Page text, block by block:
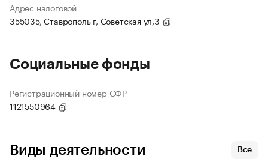
Адрес налоговой
355035, Ставрополь г, Советская ул,3
Социальные фонды
Регистрационный номер СФР
1121550964
Виды деятельности Все